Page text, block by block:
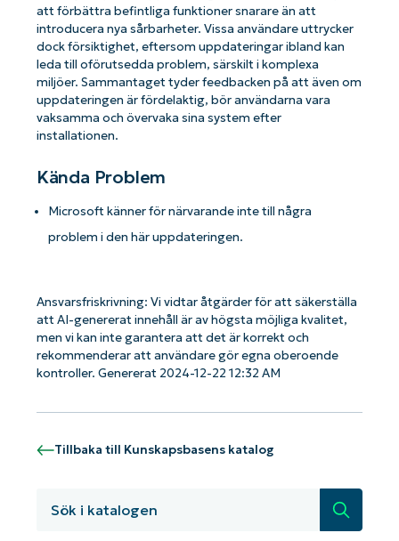
att förbättra befintliga funktioner snarare än att
introducera nya sårbarheter. Vissa användare uttrycker
dock försiktighet, eftersom uppdateringar ibland kan
leda till oförutsedda problem, särskilt i komplexa
miljöer. Sammantaget tyder feedbacken på att även om
uppdateringen är fördelaktig, bör användarna vara
vaksamma och övervaka sina system efter
installationen.
Kända Problem
Microsoft känner för närvarande inte till några
problem i den här uppdateringen.
Ansvarsfriskrivning: Vi vidtar åtgärder för att säkerställa
att AI-genererat innehåll är av högsta möjliga kvalitet,
men vi kan inte garantera att det är korrekt och
rekommenderar att användare gör egna oberoende
kontroller. Genererat 2024-12-22 12:32 AM
Tillbaka till Kunskapsbasens katalog
Sök
Kom igång med NinjaOne AI-drivna